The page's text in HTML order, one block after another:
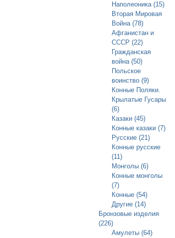
Наполеоника (15)
Вторая Мировая
Война (78)
Афганистан и
СССР (22)
Гражданская
война (50)
Польское
воинство (9)
Конные Поляки.
Крылатые Гусары
(6)
Казаки (45)
Конные казаки (7)
Русские (21)
Конные русские
(11)
Монголы (6)
Конные монголы
(7)
Конные (54)
Другие (14)
Бронзовые изделия
(226)
Амулеты (64)